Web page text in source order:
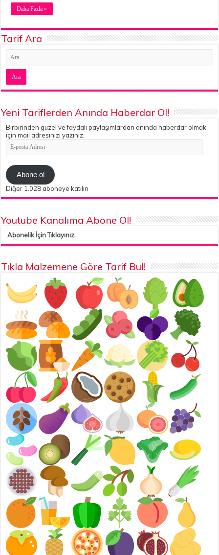
Daha Fazla »
Tarif Ara
Yeni Tariflerden Anında Haberdar Ol!
Birbirinden güzel ve faydalı paylaşımlardan anında haberdar olmak
için mail adresinizi yazınız.
E-
posta
Abone ol
Diğer 1.028 aboneye katılın
Youtube Kanalıma Abone Ol!
Abonelik İçin Tıklayınız.
Tıkla Malzemene Göre Tarif Bul!